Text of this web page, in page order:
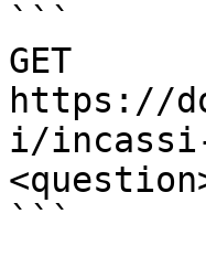
```
GET
https://
i/incassi-
```